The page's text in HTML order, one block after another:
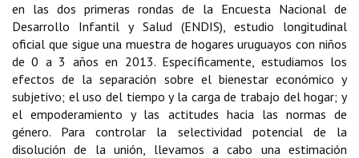
en las dos primeras rondas de la Encuesta Nacional de
Desarrollo Infantil y Salud (ENDIS), estudio longitudinal
oficial que sigue una muestra de hogares uruguayos con niños
de 0 a 3 años en 2013. Específicamente, estudiamos los
efectos de la separación sobre el bienestar económico y
subjetivo; el uso del tiempo y la carga de trabajo del hogar; y
el empoderamiento y las actitudes hacia las normas de
género. Para controlar la selectividad potencial de la
disolución de la unión, llevamos a cabo una estimación